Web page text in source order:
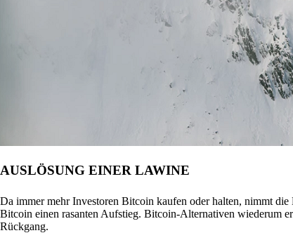
AUSLÖSUNG EINER LAWINE
Da immer mehr Investoren Bitcoin kaufen oder halten, nimmt
Bitcoin einen rasanten Aufstieg. Bitcoin-Alternativen wiederum
Rückgang.